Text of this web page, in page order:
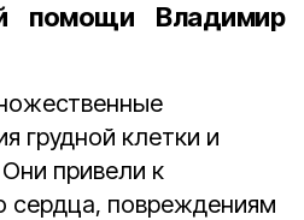
помощи Владимир
грудной клетки и
привели к
сердца, повреждениям